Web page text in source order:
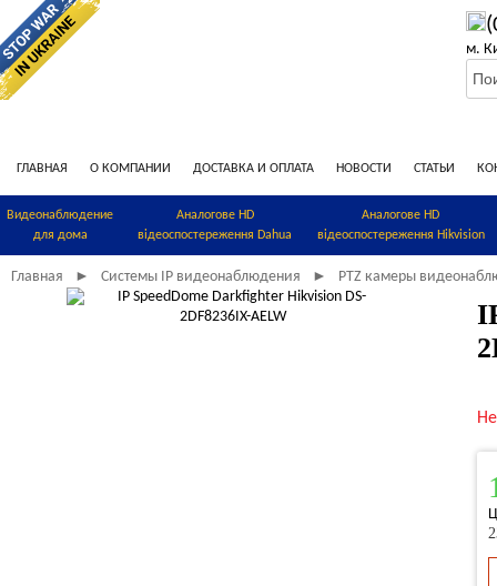
м.
ГЛАВНАЯ О КОМПАНИИ ДОСТАВКА И ОПЛАТА НОВОСТИ СТАТЬИ
Видеонаблюдение
для дома
Аналогове HD
відеоспостереження Dahua
Аналогове HD
відеоспостереження Hikvision
Главная ► Системы IP видеонаблюдения ► PTZ камеры